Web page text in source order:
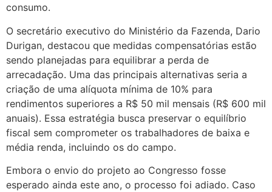
consumo.
O secretário executivo do Ministério da Fazenda, Dario
Durigan, destacou que medidas compensatórias estão
sendo planejadas para equilibrar a perda de
arrecadação. Uma das principais alternativas seria a
criação de uma alíquota mínima de 10% para
rendimentos superiores a R$ 50 mil mensais (R$ 600 mil
anuais). Essa estratégia busca preservar o equilíbrio
fiscal sem comprometer os trabalhadores de baixa e
média renda, incluindo os do campo.
Embora o envio do projeto ao Congresso fosse
esperado ainda este ano, o processo foi adiado. Caso